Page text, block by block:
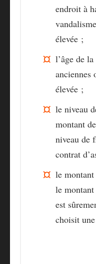
endroit à
élevée ;
l’âge de
anciennes
élevée ;
le niveau
montant
niveau de
contrat
le montant
le montant
est
choisit